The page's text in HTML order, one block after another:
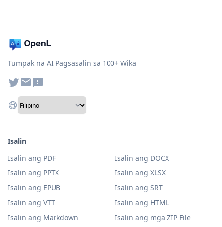
Tumpak na AI Pagsasalin sa 100+ Wika
Isalin
Isalin ang PDF
Isalin ang DOCX
Isalin ang PPTX
Isalin ang XLSX
Isalin ang EPUB
Isalin ang SRT
Isalin ang VTT
Isalin ang HTML
Isalin ang Markdown
Isalin ang mga ZIP File